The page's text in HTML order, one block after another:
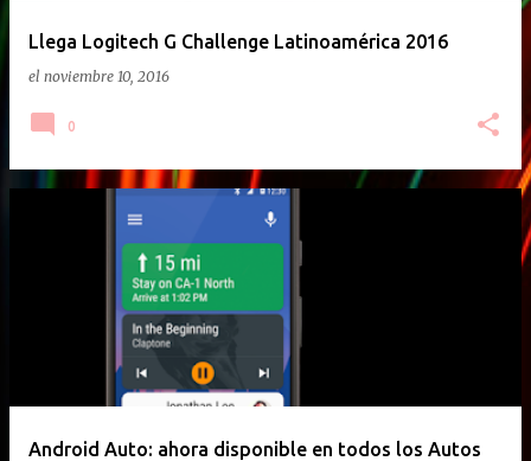
a
Llega Logitech G Challenge Latinoamérica 2016
el noviembre 10, 2016
0
Android Auto: ahora disponible en todos los Autos